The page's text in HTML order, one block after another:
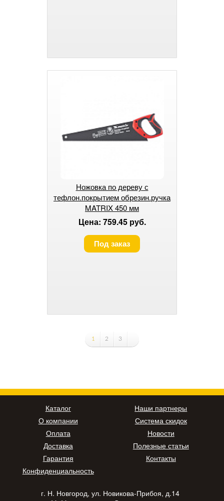
Ножовка по дереву с
тефлон.покрытием обрезин.ручка
MATRIX 450 мм
Цена: 759.45 руб.
Под заказ
1 2 3
Каталог
О компании
Оплата
Доставка
Гарантия
Конфиденциальность
Наши партнеры
Система скидок
Новости
Полезные статьи
Контакты
г. Н. Новгород, ул. Новикова-Прибоя, д.14